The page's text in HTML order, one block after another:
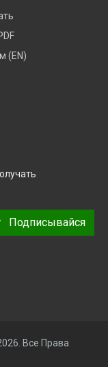
(EN)
Подписывайся
Все Права